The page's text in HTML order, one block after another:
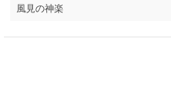
風見の神楽